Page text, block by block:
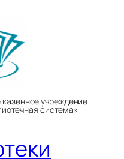
учреждение
система»